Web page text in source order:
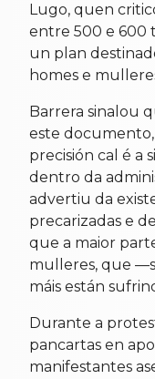
Lugo, quen
entre 500 e 600
un plan
homes e
Barrera sinalou
este
precisión cal é a
dentro da
advertiu da
precarizadas e
que a maior
mulleres, que
máis están
Durante a
pancartas en
manifestantes